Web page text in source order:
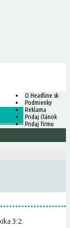
O Headline.sk
Podmienky
Reklama
Pridaj článok
Pridaj firmu
3:2.